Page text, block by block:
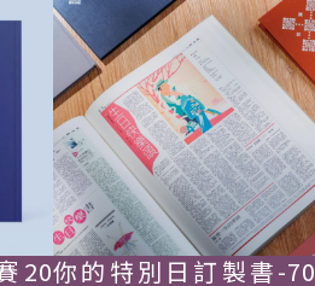
20你的特別日訂製書-70